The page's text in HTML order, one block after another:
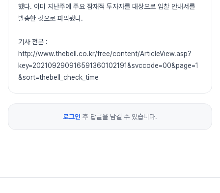
했다. 이미 지난주에 주요 잠재적 투자자를 대상으로 입찰 안내서를
발송한 것으로 파악됐다.
기사 전문 :
http://www.thebell.co.kr/free/content/ArticleView.asp?
key=202109290916591360102191&svccode=00&page=1
&sort=thebell_check_time
로그인 후 답글을 남길 수 있습니다.